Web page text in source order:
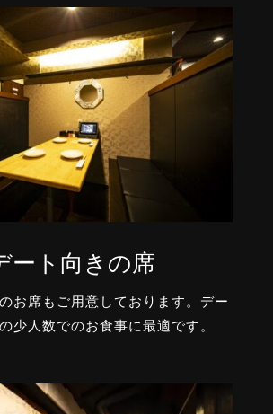
ート向きの席
お席もご用意しております。デー
少人数でのお食事に最適です。